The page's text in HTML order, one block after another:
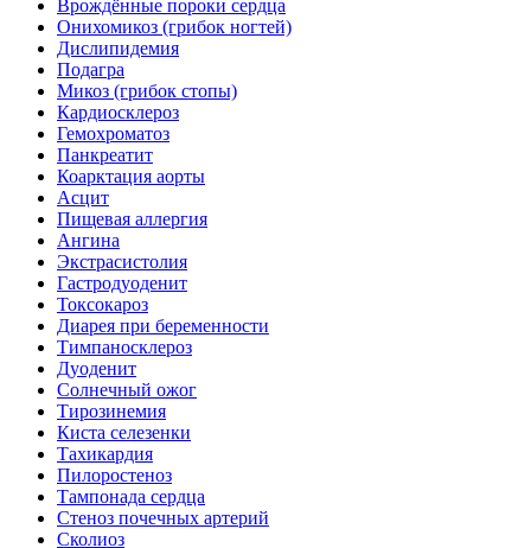
Врождённые пороки сердца
Онихомикоз (грибок ногтей)
Дислипидемия
Подагра
Микоз (грибок стопы)
Кардиосклероз
Гемохроматоз
Панкреатит
Коарктация аорты
Асцит
Пищевая аллергия
Ангина
Экстрасистолия
Гастродуоденит
Токсокароз
Диарея при беременности
Тимпаносклероз
Дуоденит
Солнечный ожог
Тирозинемия
Киста селезенки
Тахикардия
Пилоростеноз
Тампонада сердца
Стеноз почечных артерий
Сколиоз